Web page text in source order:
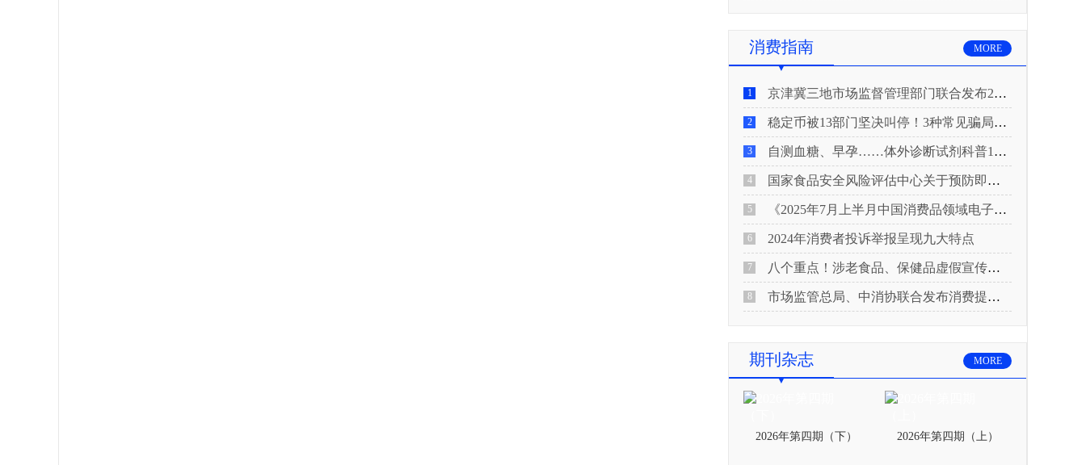
消费指南 MORE
1 京津冀三地市场监督管理部门联合发布2026年春节期间消费提示
2 稳定币被13部门坚决叫停！3种常见骗局“套路”曝光
3 自测血糖、早孕……体外诊断试剂科普10问来了！建议收藏
4 国家食品安全风险评估中心关于预防即食真空包装肉制品肉毒中毒的风险提示
5 《2025年7月上半月中国消费品领域电子电器行业产品质量投诉分析报告》
6 2024年消费者投诉举报呈现九大特点
7 八个重点！涉老食品、保健品虚假宣传识别技巧
8 市场监管总局、中消协联合发布消费提示：关注检测报告：果蔬安全的“通行证”
期刊杂志 MORE
2026年第四期（下） 2026年第四期（上）